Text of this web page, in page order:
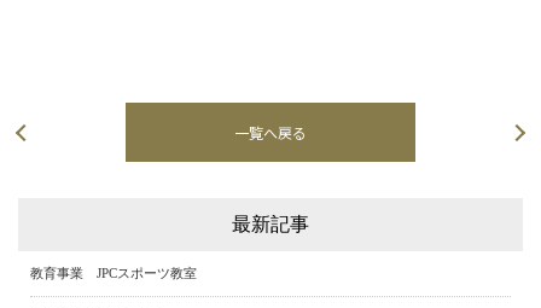
一覧へ戻る
最新記事
教育事業 JPCスポーツ教室